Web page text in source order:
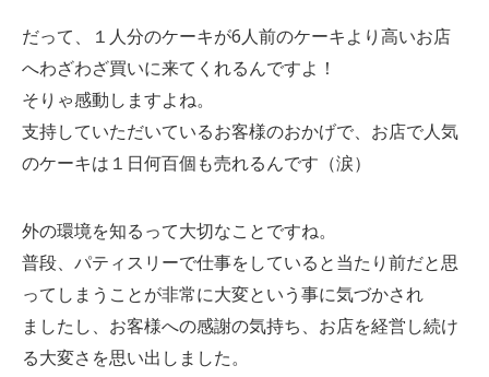
だって、１人分のケーキが6人前のケーキより高いお店
へわざわざ買いに来てくれるんですよ！
そりゃ感動しますよね。
支持していただいているお客様のおかげで、お店で人気
のケーキは１日何百個も売れるんです（涙）
外の環境を知るって大切なことですね。
普段、パティスリーで仕事をしていると当たり前だと思
ってしまうことが非常に大変という事に気づかされ
ましたし、お客様への感謝の気持ち、お店を経営し続け
る大変さを思い出しました。